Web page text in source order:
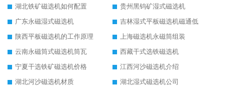
湖北铁矿磁选机如何配置
贵州黑钨矿湿式磁选机
广东永磁湿式磁选机
吉林湿式平板磁选机磁通低
陕西平板磁选机的工作原理
上海磁选机永磁筒组装
云南永磁筒式磁选机筒瓦
西藏干式选铁磁选机
宁夏干选铁矿磁选机价格
江西河沙磁选机介绍
湖北河沙磁选机材质
湖北湿式磁选机公司